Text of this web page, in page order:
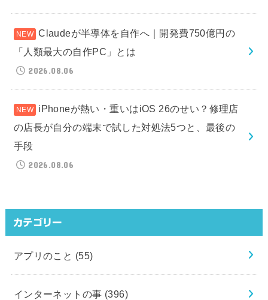
Claudeが半導体を自作へ｜開発費750億円の
「人類最大の自作PC」とは
2026.08.06
iPhoneが熱い・重いはiOS 26のせい？修理店
の店長が自分の端末で試した対処法5つと、最後の
手段
2026.08.06
カテゴリー
アプリのこと (55)
インターネットの事 (396)